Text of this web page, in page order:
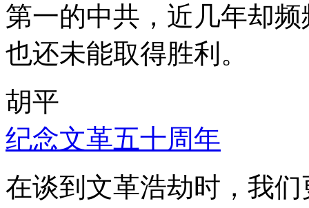
第一的中共，近几年却
也还未能取得胜利。
胡平
纪念文革五十周年
在谈到文革浩劫时，我